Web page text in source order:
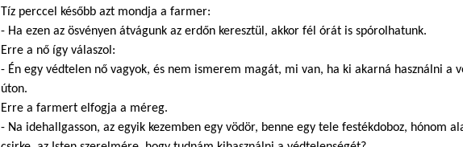
Tíz perccel később azt mondja a farmer:
- Ha ezen az ösvényen átvágunk az erdőn keresztül, akkor fél órát is spórolhatunk.
Erre a nő így válaszol:
- Én egy védtelen nő vagyok, és nem ismerem magát, mi van, ha ki akarná használni a
úton.
Erre a farmert elfogja a méreg.
- Na idehallgasson, az egyik kezemben egy vödör, benne egy tele festékdoboz, hónom